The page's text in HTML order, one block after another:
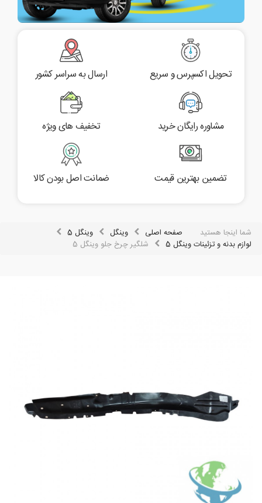
تحویل اکسپرس و سریع ارسال به سراسر کشور
مشاوره رایگان خرید تخفیف های ویژه
تضمین بهترین قیمت ضمانت اصل بودن کالا
شما اینجا هستید صفحه اصلی وینگل
وینگل 5
لوازم بدنه و تزئینات وینگل 5
شلگیر چرخ جلو وینگل 5